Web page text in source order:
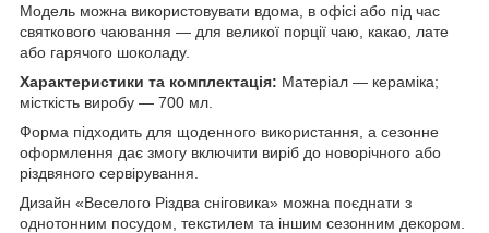
Модель можна використовувати вдома, в офісі або під час
святкового чаювання — для великої порції чаю, какао, лате
або гарячого шоколаду.
Характеристики та комплектація: Матеріал — кераміка;
місткість виробу — 700 мл.
Форма підходить для щоденного використання, а сезонне
оформлення дає змогу включити виріб до новорічного або
різдвяного сервірування.
Дизайн «Веселого Різдва сніговика» можна поєднати з
однотонним посудом, текстилем та іншим сезонним декором.